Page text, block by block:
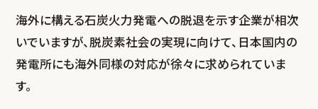
海外に構える石炭火力発電への脱退を示す企業が相次
いでいますが、脱炭素社会の実現に向けて、日本国内の
発電所にも海外同様の対応が徐々に求められていま
す。